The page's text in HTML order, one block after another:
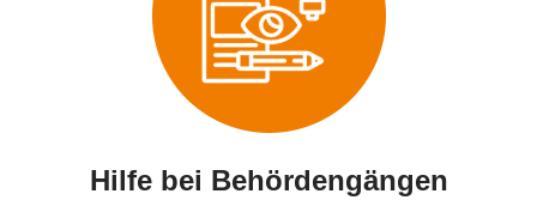
Hilfe bei Behördengängen